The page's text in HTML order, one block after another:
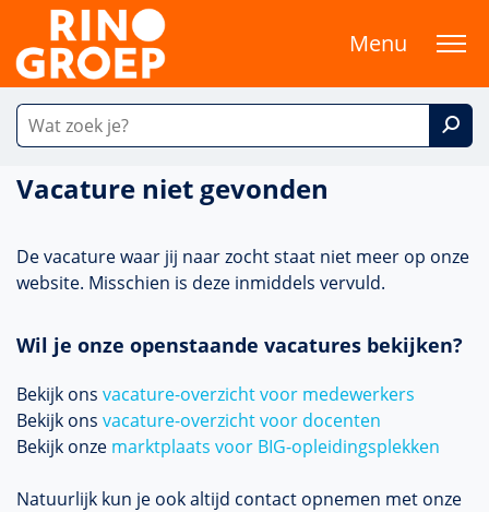
Menu
Vacature niet gevonden
De vacature waar jij naar zocht staat niet meer op onze
website. Misschien is deze inmiddels vervuld.
Wil je onze openstaande vacatures bekijken?
Bekijk ons vacature-overzicht voor medewerkers
Bekijk ons vacature-overzicht voor docenten
Bekijk onze marktplaats voor BIG-opleidingsplekken
Natuurlijk kun je ook altijd contact opnemen met onze